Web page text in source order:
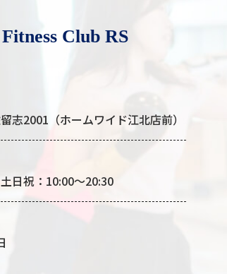
Fitness Club RS
志2001（ホームワイド江北店前）
日祝：10:00～20:30